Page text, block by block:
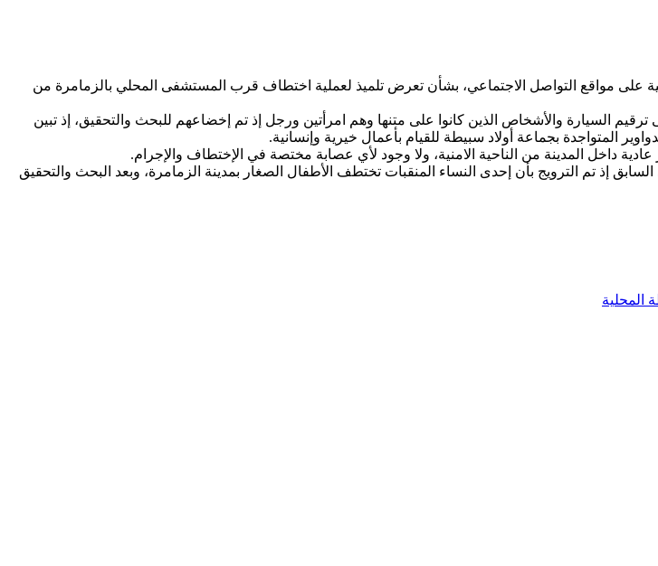
على مواقع التواصل الاجتماعي، بشأن تعرض تلميذ لعملية اختطاف قرب المستشفى المحلي بالزمامرة من
السيارة والأشخاص الذين كانوا على متنها وهم امرأتين ورجل إذ تم إخضاعهم للبحث والتحقيق، إذ تبين
المتواجدة بجماعة أولاد سبيطة للقيام بأعمال خيرية وإنسانية.
داخل المدينة من الناحية الامنية، ولا وجود لأي عصابة مختصة في الإختطاف والإجرام.
إذ تم الترويج بأن إحدى النساء المنقبات تختطف الأطفال الصغار بمدينة الزمامرة، وبعد البحث والتحقيق
المحلية